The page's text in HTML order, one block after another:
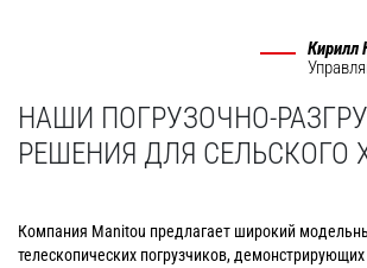
Кирилл
НАШИ ПОГРУЗОЧНО-
РЕШЕНИЯ ДЛЯ СЕЛЬСКОГО
Компания Manitou предлагает широкий
телескопических погрузчиков,